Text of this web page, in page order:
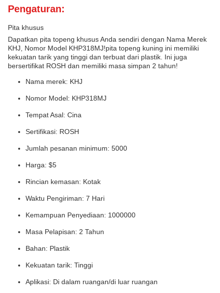
Pengaturan:
Pita khusus
Dapatkan pita topeng khusus Anda sendiri dengan Nama Merek
KHJ, Nomor Model KHP318MJ!pita topeng kuning ini memiliki
kekuatan tarik yang tinggi dan terbuat dari plastik. Ini juga
bersertifikat ROSH dan memiliki masa simpan 2 tahun!
Nama merek: KHJ
Nomor Model: KHP318MJ
Tempat Asal: Cina
Sertifikasi: ROSH
Jumlah pesanan minimum: 5000
Harga: $5
Rincian kemasan: Kotak
Waktu Pengiriman: 7 Hari
Kemampuan Penyediaan: 1000000
Masa Pelapisan: 2 Tahun
Bahan: Plastik
Kekuatan tarik: Tinggi
Aplikasi: Di dalam ruangan/di luar ruangan